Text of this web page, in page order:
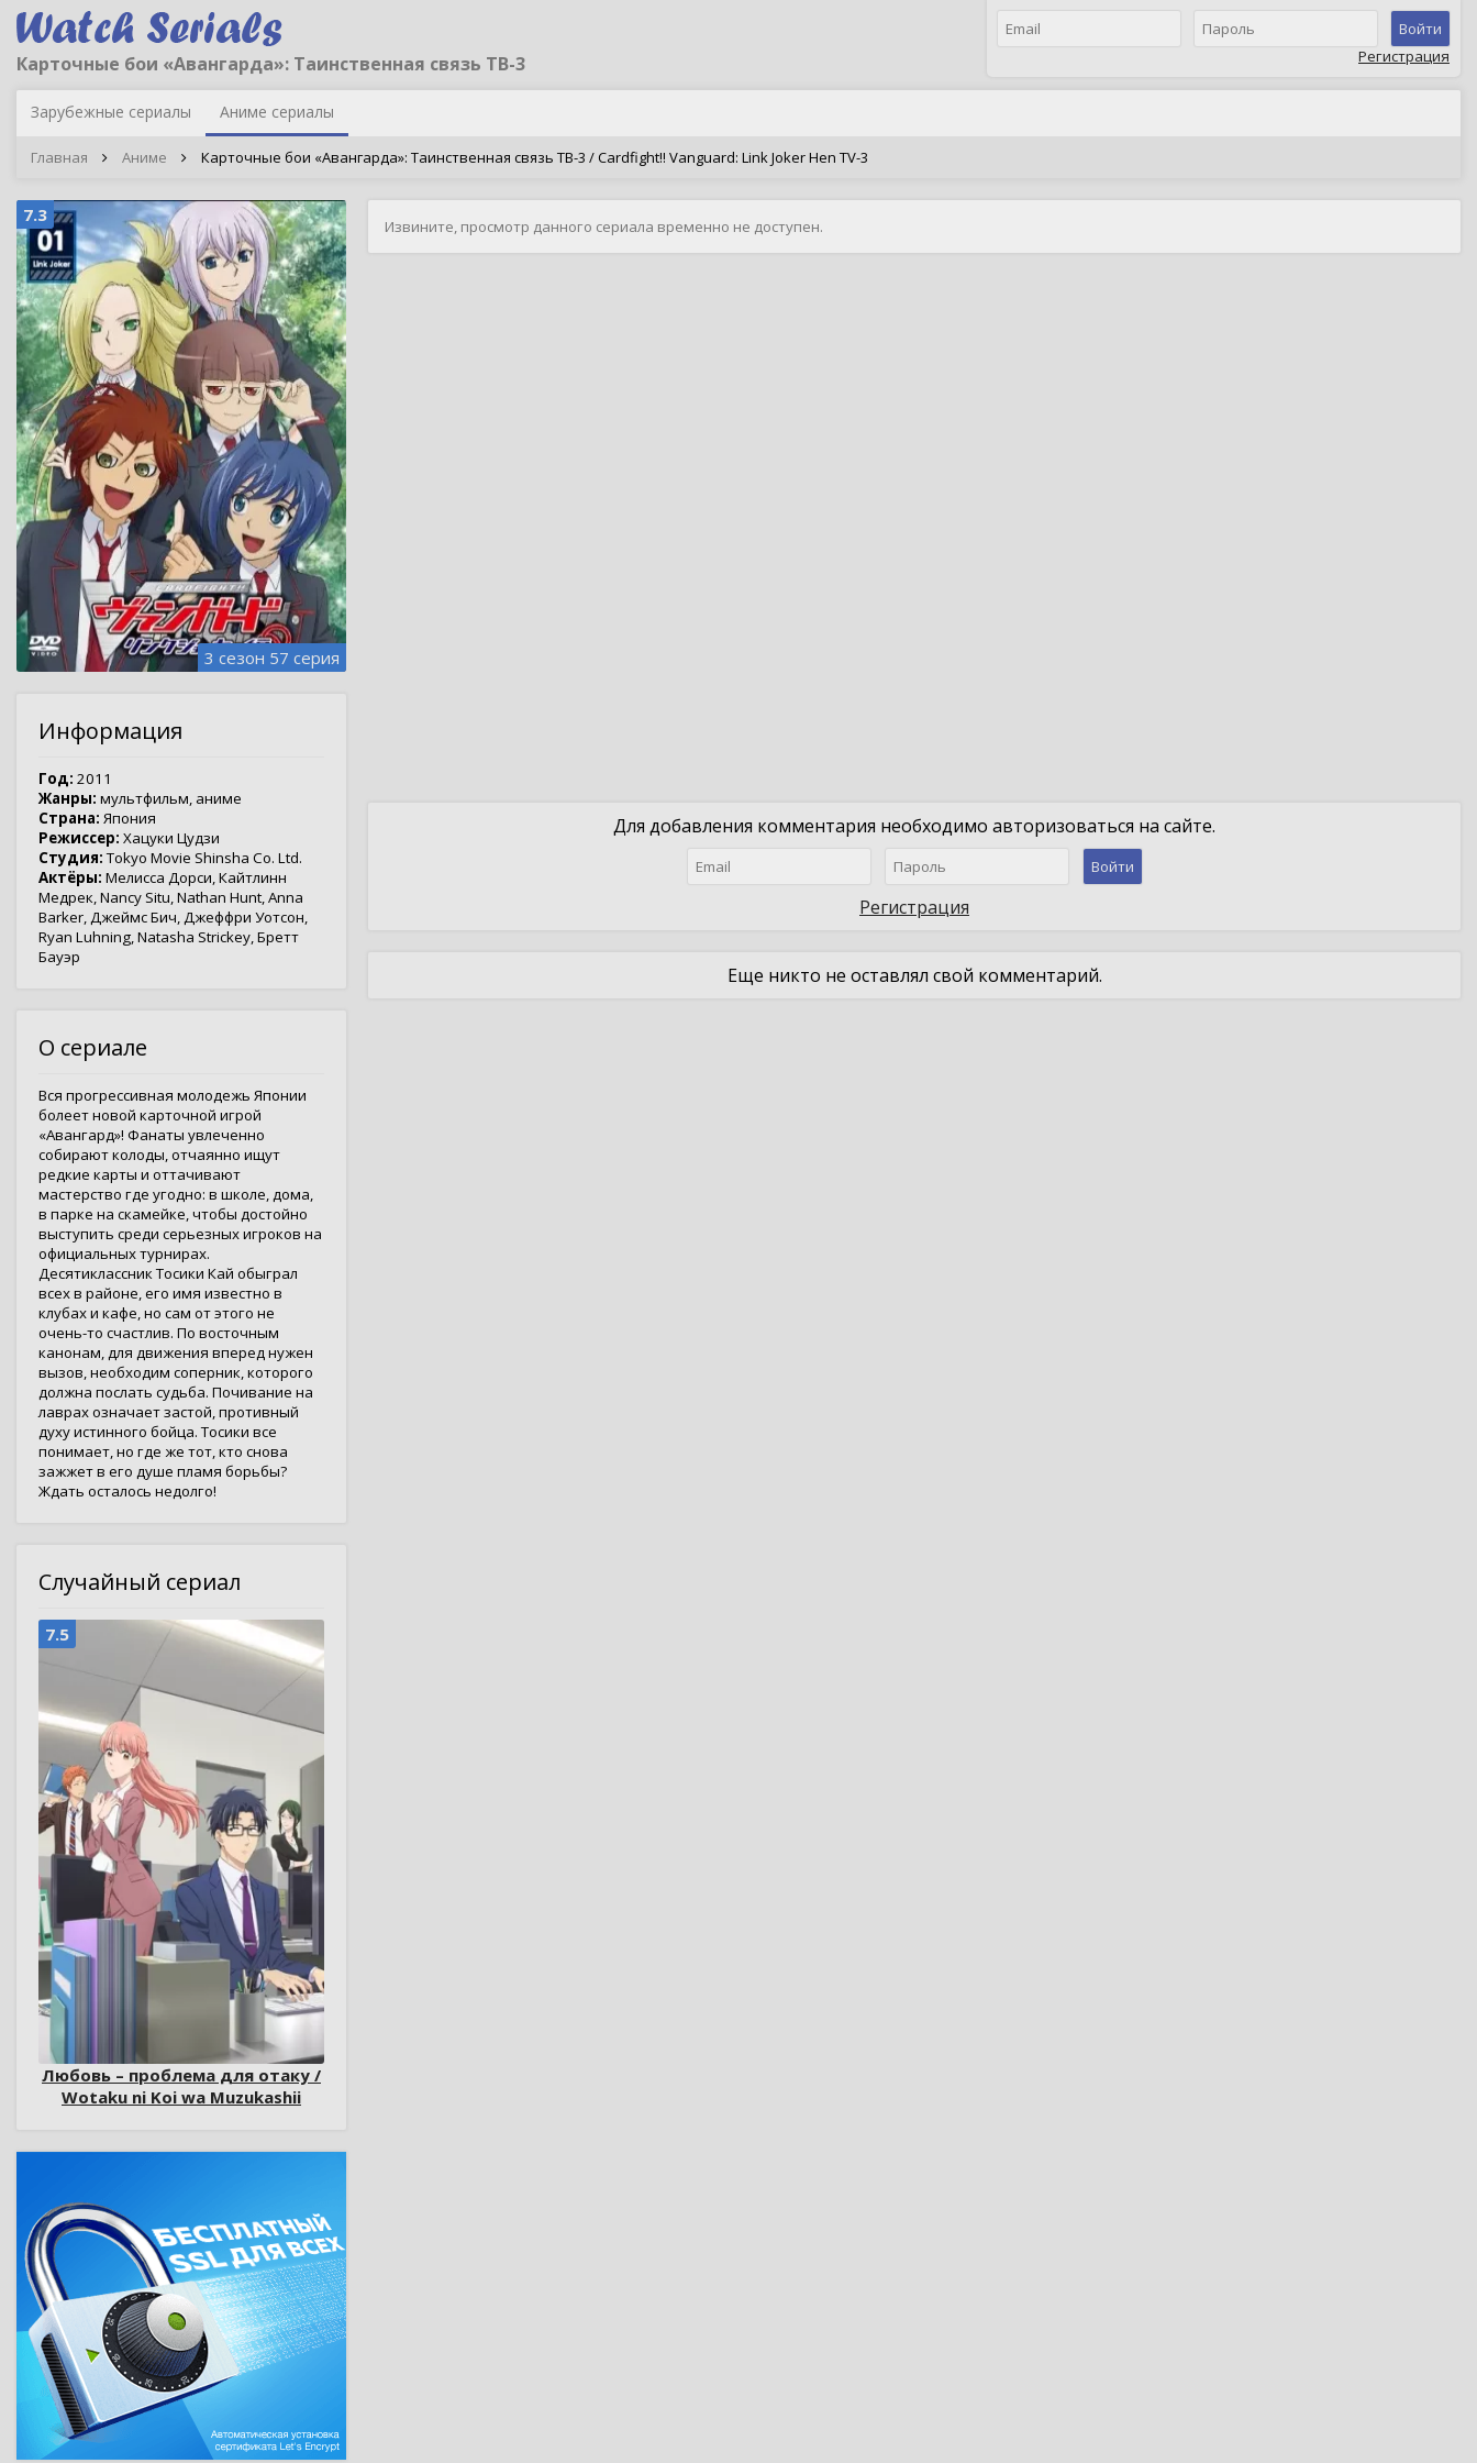
Карточные бои «Авангарда»: Таинственная связь ТВ-3
Войти
Регистрация
Зарубежные сериалы Аниме сериалы
Главная Аниме Карточные бои «Авангарда»: Таинственная связь ТВ-3 / Cardfight!! Vanguard: Link Joker Hen TV-3
7.3
3 сезон 57 серия
Информация
Год: 2011
Жанры: мультфильм, аниме
Страна: Япония
Режиссер: Хацуки Цудзи
Студия: Tokyo Movie Shinsha Co. Ltd.
Актёры: Мелисса Дорси,Кайтлинн
Медрек,Nancy Situ,Nathan Hunt,Anna
Barker,Джеймс Бич,Джеффри Уотсон,
Ryan Luhning,Natasha Strickey,Бретт
Бауэр
О сериале
Вся прогрессивная молодежь Японии
болеет новой карточной игрой
«Авангард»! Фанаты увлеченно
собирают колоды, отчаянно ищут
редкие карты и оттачивают
мастерство где угодно: в школе, дома,
в парке на скамейке, чтобы достойно
выступить среди серьезных игроков на
официальных турнирах.
Десятиклассник Тосики Кай обыграл
всех в районе, его имя известно в
клубах и кафе, но сам от этого не
очень-то счастлив. По восточным
канонам, для движения вперед нужен
вызов, необходим соперник, которого
должна послать судьба. Почивание на
лаврах означает застой, противный
духу истинного бойца. Тосики все
понимает, но где же тот, кто снова
зажжет в его душе пламя борьбы?
Ждать осталось недолго!
Случайный сериал
7.5
Любовь – проблема для отаку /
Wotaku ni Koi wa Muzukashii
Извините, просмотр данного сериала временно не доступен.
Для добавления комментария необходимо авторизоваться на сайте.
Войти
Регистрация
Еще никто не оставлял свой комментарий.